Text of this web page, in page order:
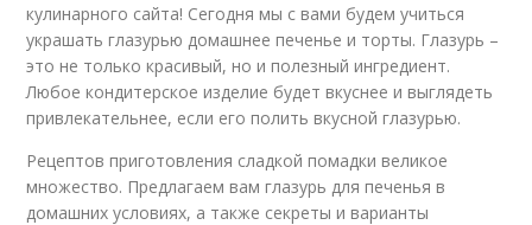
кулинарного сайта! Сегодня мы с вами будем учиться
украшать глазурью домашнее печенье и торты. Глазурь –
это не только красивый, но и полезный ингредиент.
Любое кондитерское изделие будет вкуснее и выглядеть
привлекательнее, если его полить вкусной глазурью.
Рецептов приготовления сладкой помадки великое
множество. Предлагаем вам глазурь для печенья в
домашних условиях, а также секреты и варианты